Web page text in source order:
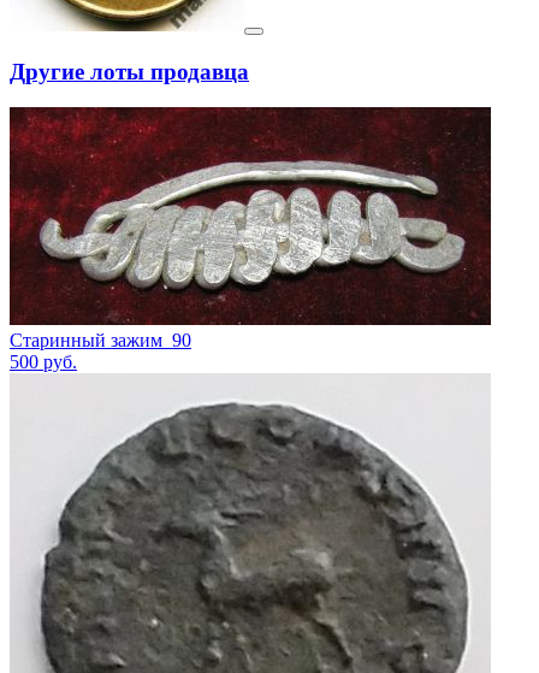
Другие лоты продавца
Старинный зажим_90
500 руб.